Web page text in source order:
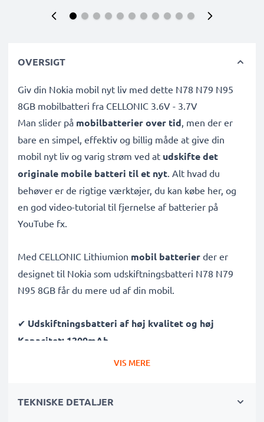
OVERSIGT
Giv din Nokia mobil nyt liv med dette N78 N79 N95
8GB mobilbatteri fra CELLONIC 3.6V - 3.7V
Man slider på mobilbatterier over tid, men der er
bare en simpel, effektiv og billig måde at give din
mobil nyt liv og varig strøm ved at udskifte det
originale mobile batteri til et nyt. Alt hvad du
behøver er de rigtige værktøjer, du kan købe her, og
en god video-tutorial til fjernelse af batterier på
YouTube fx.
Med CELLONIC Lithiumion mobil batterier der er
designet til Nokia som udskiftningsbatteri N78 N79
N95 8GB får du mere ud af din mobil.
✔ Udskiftningsbatteri af høj kvalitet og høj
Kapacitet: 1200mAh
- takket være højmoderne – giver dit
overhednings- og overspændingsbeskyttet
VIS MERE
TEKNISKE DETALJER